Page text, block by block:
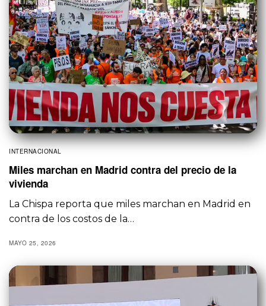
INTERNACIONAL
Miles marchan en Madrid contra del precio de la
vivienda
La Chispa reporta que miles marchan en Madrid en
contra de los costos de la…
MAYO 25, 2026